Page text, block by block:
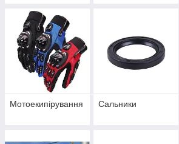
Мотоекипірування Сальники